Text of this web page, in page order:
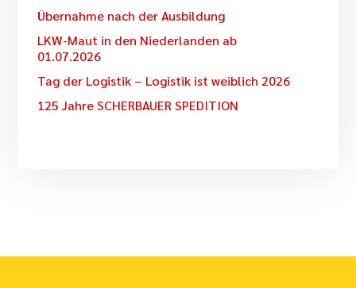
Übernahme nach der Ausbildung
LKW-Maut in den Niederlanden ab
01.07.2026
Tag der Logistik – Logistik ist weiblich 2026
125 Jahre SCHERBAUER SPEDITION